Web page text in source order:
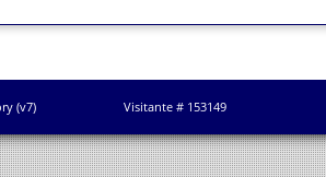
(v7) Visitante # 153149